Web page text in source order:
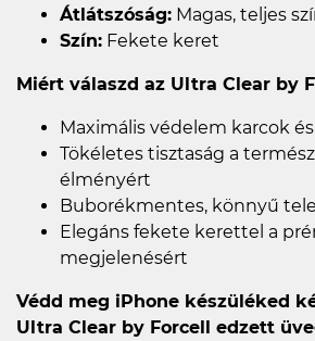
Átlátszóság: Magas, teljes
Szín: Fekete keret
Miért válaszd az Ultra Clear by
Maximális védelem karcok
Tökéletes tisztaság a
élményért
Buborékmentes, könnyű
Elegáns fekete kerettel a
megjelenésért
Védd meg iPhone készüléked
Ultra Clear by Forcell edzett